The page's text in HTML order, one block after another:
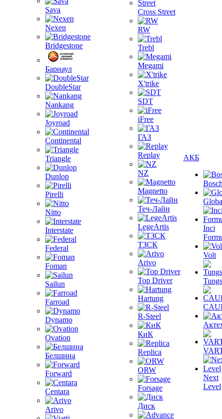
Sava
Nexen
Bridgestone
Барнаул
DoubleStar
Nankang
Joyroad
Continental
Triangle
Dunlop
Pirelli
Nitto
Interstate
Federal
Foman
Sailun
Farroad
Dynamo
Ovation
Белшина
Forward
Centara
Arivo
Cross Street
RW
Trebl
Megami
X'trike
SDT
iFree
ГАЗ
Replay
NZ
Magnetto
Теч-Лайн
LegeArtis
ТЗСК
Arivo
Top Driver
Hartung
R-Steel
КиК
Replica
ORW
Forsage
Диск
АКБ
Inci
Volt
Next
Level